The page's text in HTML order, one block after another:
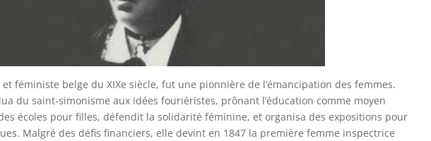
féministe belge du XIXe siècle, fut une pionnière de l’émancipation des femmes.
du saint-simonisme aux idées fouriéristes, prônant l’éducation comme moyen
écoles pour filles, défendit la solidarité féminine, et organisa des expositions pour
Malgré des défis financiers, elle devint en 1847 la première femme inspectrice